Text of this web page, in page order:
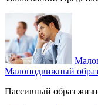
Малоподвижный
Пассивный образ